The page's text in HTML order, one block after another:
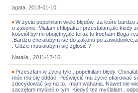
agata, 2013-01-10
W życiu popełniłam wiele błędów ,za które bardzo
o zakonie. Miałam chłopaka i przestałam,ale kiedy
kościół był mi obojętny,ale teraz to kocham Boga i
.Bardzo chciałabym iść do zakonu po
. Gdzie musiałabym się zgłosić ?
Natalia , 2011-12-16
Przeszłam w życiu tyle.. popełniłam błędy.
móc mu się oddać. Poświęcić mu życie ofiarować
zdecydować się na to.. mam wahania. Nawet nie
zaczęłam myśleć o tym. Kiedyś też myślałam..